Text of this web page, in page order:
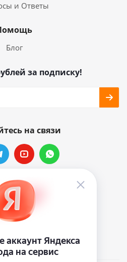
и Ответы
Блог
за подписку!
на связи
контакты